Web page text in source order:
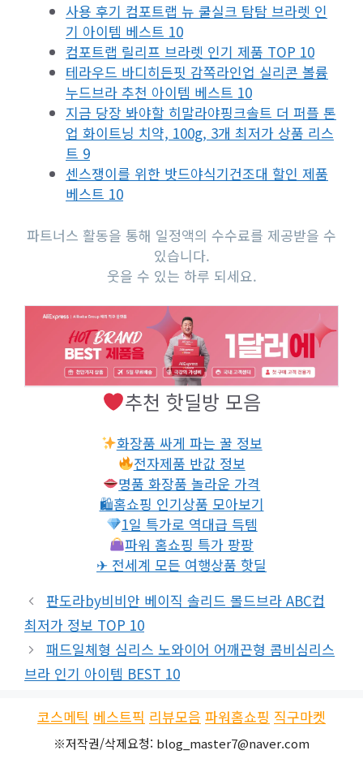
사용 후기 컴포트랩 뉴 쿨실크 탐탐 브라렛 인
기 아이템 베스트 10
컴포트랩 릴리프 브라렛 인기 제품 TOP 10
테라우드 바디히든핏 감쪽라인업 실리콘 볼륨
누드브라 추천 아이템 베스트 10
지금 당장 봐야할 히말라야핑크솔트 더 퍼플 톤
업 화이트닝 치약, 100g, 3개 최저가 상품 리스
트 9
센스쟁이를 위한 밧드야식기건조대 할인 제품
베스트 10
파트너스 활동을 통해 일정액의 수수료를 제공받을 수
있습니다.
웃을 수 있는 하루 되세요.
추천 핫딜방 모음
화장품 싸게 파는 꿀 정보
전자제품 반값 정보
명품 화장품 놀라운 가격
🛍홈쇼핑 인기상품 모아보기
1일 특가로 역대급 득템
파워 홈쇼핑 특가 팡팡
✈ 전세계 모든 여행상품 핫딜
판도라by비비안 베이직 솔리드 몰드브라 ABC컵
최저가 정보 TOP 10
패드일체형 심리스 노와이어 어깨끈형 콤비심리스
브라 인기 아이템 BEST 10
코스메틱 베스트픽 리뷰모음 파워홈쇼핑 직구마켓
※저작권/삭제요청: blog_master7@naver.com